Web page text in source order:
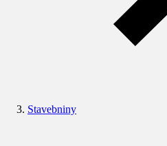
Stavebniny